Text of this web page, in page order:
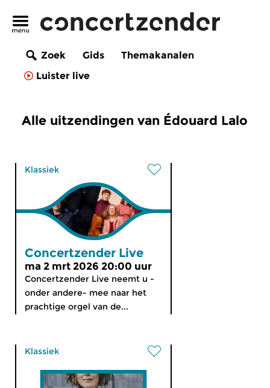
Zoek Gids
Themakanalen
Luister live
Alle uitzendingen van Édouard Lalo
Klassiek
Concertzender Live
ma 2 mrt 2026 20:00 uur
Concertzender Live neemt u -
onder andere- mee naar het
prachtige orgel van de...
Klassiek